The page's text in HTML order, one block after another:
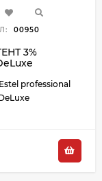
00950
3%
Estel professional